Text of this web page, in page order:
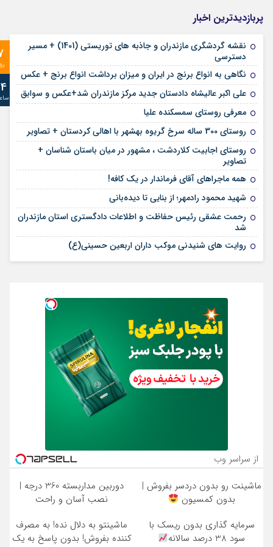
پربازدیدترین اخبار
نقشه گردشگری مازندران و جاذبه های توریستی (1401) + مسیر
دسترسی
نگاهی به انواع برنج در ایران و میزان برداشت انواع برنج + عکس
علی‌ اکبر عالیشاه دادستان جدید مرکز مازندران شد+عکس و سوابق
معرفی روستای سمسکنده علیا
روستای 300 ساله سرخ ‌گریوه بهشهر با اهالی کردستان + تصاویر
روستای اجابیت کلاردشت ، مشهور در میان باستان شناسان +
تصاویر
همه ماجراهای آقای فرماندار در یک کافه!
شهید محمود رادمهر؛ از بنایی تا دیده‌بانی
رحمت عشقی رئیس حفاظت و اطلاعات دادگستری استان مازندران
شد
روایت های شنیدنی موکب داران اربعین حسینی(ع)
از سراسر وب
ماشینت رو بدون دردسر بفروش |
بدون کمسیون
دوربین مداربسته 360 درجه |
نصب آسان و راحت
سرمایه گذاری بدون ریسک با
سود 38 درصد سالانه
ماشینتو به دلال نده! به مصرف
کننده بفروش! بدون پاسخ به یک